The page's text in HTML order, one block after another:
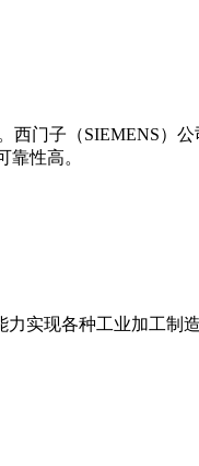
门子（SIEMENS）
靠性高。
实现各种工业加工制